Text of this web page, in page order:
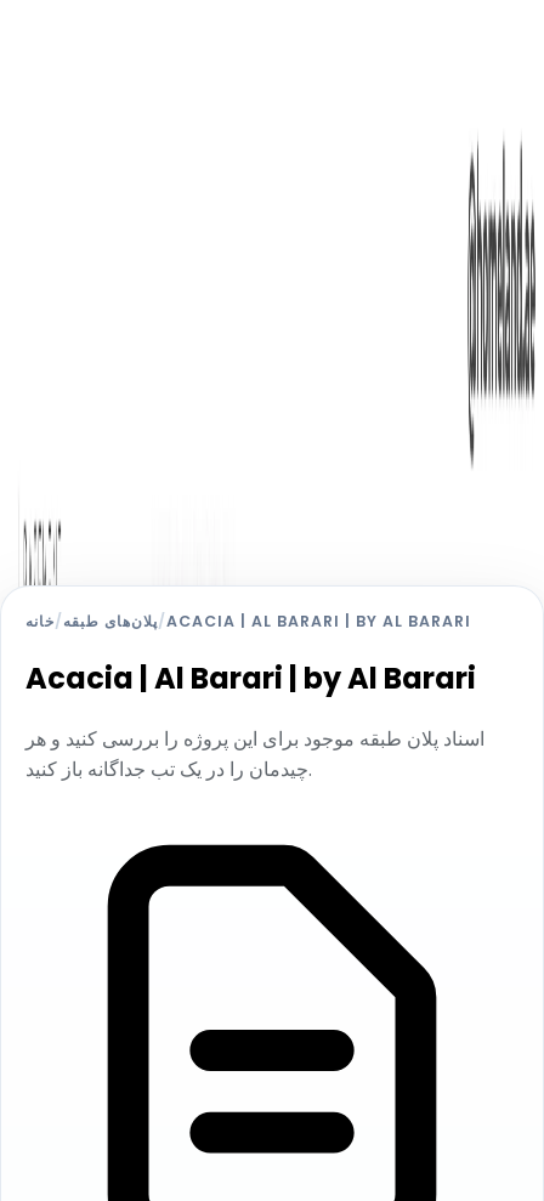
خانه/پلان‌های طبقه/ACACIA | AL BARARI | BY AL BARARI
Acacia | Al Barari | by Al Barari
اسناد پلان طبقه موجود برای این پروژه را بررسی کنید و هر
چیدمان را در یک تب جداگانه باز کنید.